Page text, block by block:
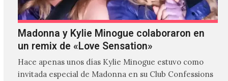
Madonna y Kylie Minogue colaboraron en
un remix de «Love Sensation»
Hace apenas unos días Kylie Minogue estuvo como
invitada especial de Madonna en su Club Confessions